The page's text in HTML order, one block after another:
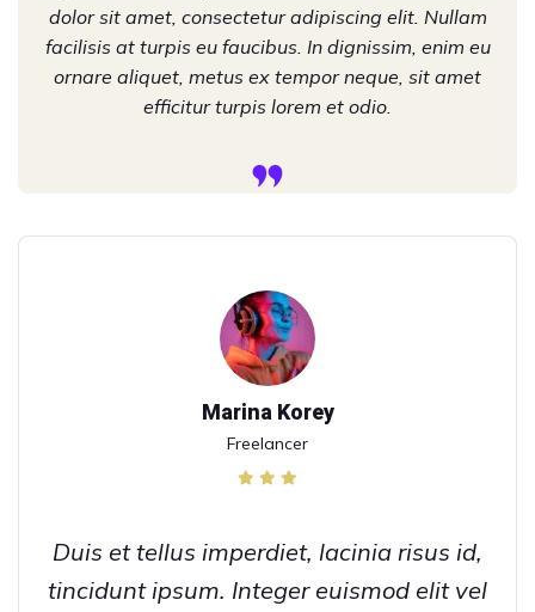
dolor sit amet, consectetur adipiscing elit. Nullam
facilisis at turpis eu faucibus. In dignissim, enim eu
ornare aliquet, metus ex tempor neque, sit amet
efficitur turpis lorem et odio.
Marina Korey
Freelancer
Duis et tellus imperdiet, lacinia risus id,
tincidunt ipsum. Integer euismod elit vel